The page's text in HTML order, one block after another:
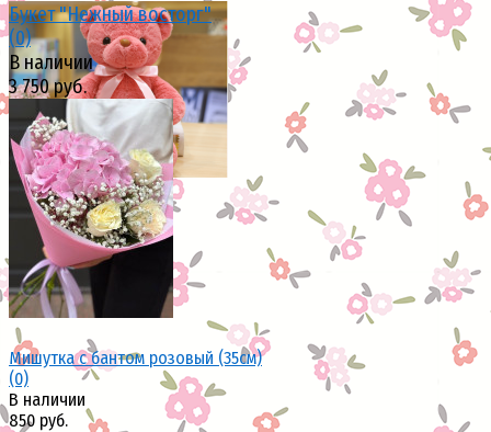
избранное сравнить
Мишутка с бантом розовый (35см)
(0)
В наличии
850 руб.
избранное сравнить
Букет "Нежный восторг"
(0)
В наличии
3 750 руб.